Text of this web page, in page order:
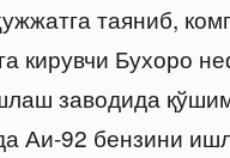
таяниб,
кирувчи Бухоро
заводида
Аи-92 бензини